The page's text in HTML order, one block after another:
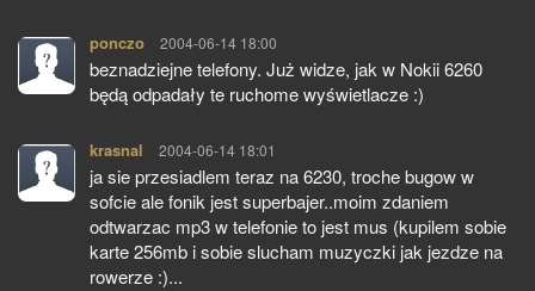
ponczo pisze:
2004-06-14 18:00
beznadziejne telefony. Już widze, jak w Nokii 6260
będą odpadały te ruchome wyświetlacze :)
krasnal pisze:
2004-06-14 18:01
ja sie przesiadlem teraz na 6230, troche bugow w
sofcie ale fonik jest superbajer..moim zdaniem
odtwarzac mp3 w telefonie to jest mus (kupilem sobie
karte 256mb i sobie slucham muzyczki jak jezdze na
rowerze :)...